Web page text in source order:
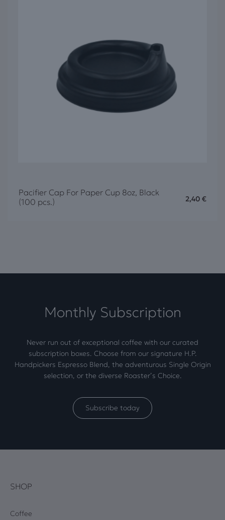
Pacifier Cap For Paper Cup 8oz, Black
(100 pcs.)
2,40 €
Monthly Subscription
Never run out of exceptional coffee with our curated
subscription boxes. Choose from our signature H.P.
Handpickers Espresso Blend, the adventurous Single Origin
selection, or the diverse Roaster’s Choice.
Subscribe today
SHOP
Coffee